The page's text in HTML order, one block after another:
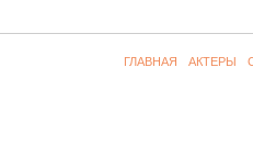
ГЛАВНАЯ АКТЕРЫ